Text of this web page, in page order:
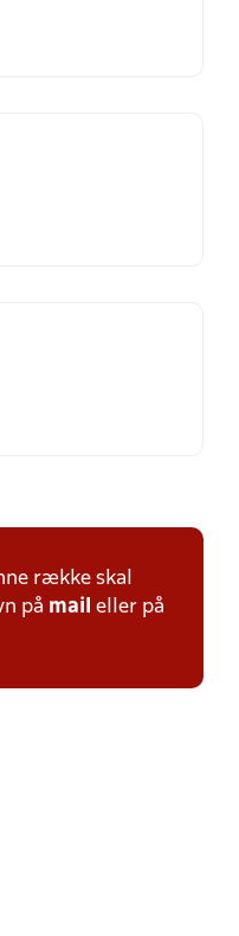
række skal
på mail eller på